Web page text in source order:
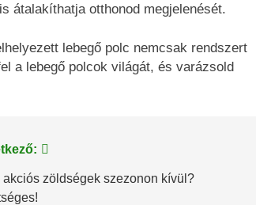
átalakíthatja otthonod megjelenését.
lebegő polc nemcsak rendszert
a lebegő polcok világát, és varázsold
akciós zöldségek szezonon kívül?